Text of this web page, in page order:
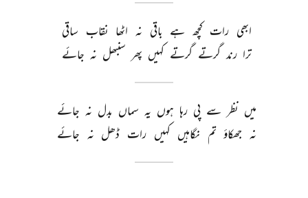
ابھی رات کچھ ہے باقی نہ اٹھا نقاب ساقی
ترا رند گرتے گرتے کہیں پھر سنبھل نہ جائے
میں نظر سے پی رہا ہوں یہ سماں بدل نہ جائے
نہ جھکاؤ تم نگاہیں کہیں رات ڈھل نہ جائے